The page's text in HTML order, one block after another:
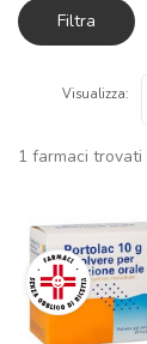
Filtra
1 farmaci trovati
Visualizza: